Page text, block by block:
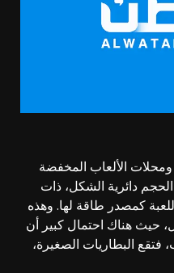
الألعاب المخفضة
دائرية الشكل، ذات
كمصدر طاقة لها. وهذه
حيث هناك احتمال كبير أن
فتقع البطاريات الصغيرة،